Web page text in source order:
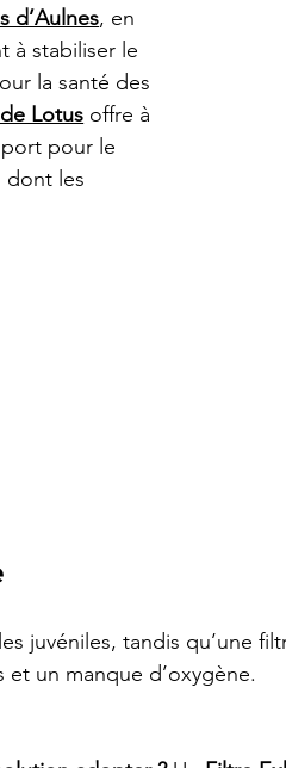
d’Aulnes, en
à stabiliser le
la santé des
Lotus offre à
pour le
dont les
juvéniles, tandis qu’une
un manque d’oxygène.